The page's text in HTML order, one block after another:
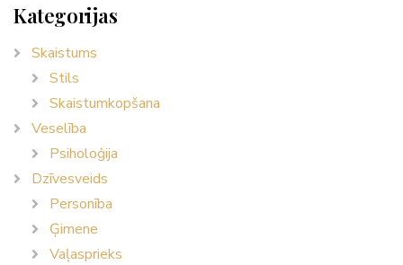
Kategorijas
Skaistums
Stils
Skaistumkopšana
Veselība
Psiholoģija
Dzīvesveids
Personība
Ģimene
Vaļasprieks